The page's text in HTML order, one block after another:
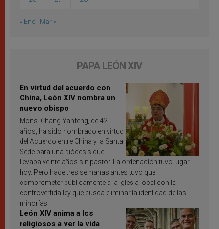
« Ene Mar »
PAPA LEÓN XIV
En virtud del acuerdo con
China, León XIV nombra un
nuevo obispo
Mons. Chang Yanfeng, de 42
años, ha sido nombrado en virtud
del Acuerdo entre China y la Santa
Sede para una diócesis que
llevaba veinte años sin pastor. La ordenación tuvo lugar
hoy. Pero hace tres semanas antes tuvo que
comprometer públicamente a la Iglesia local con la
controvertida ley que busca eliminar la identidad de las
minorías.
León XIV anima a los
religiosos a ver la vida